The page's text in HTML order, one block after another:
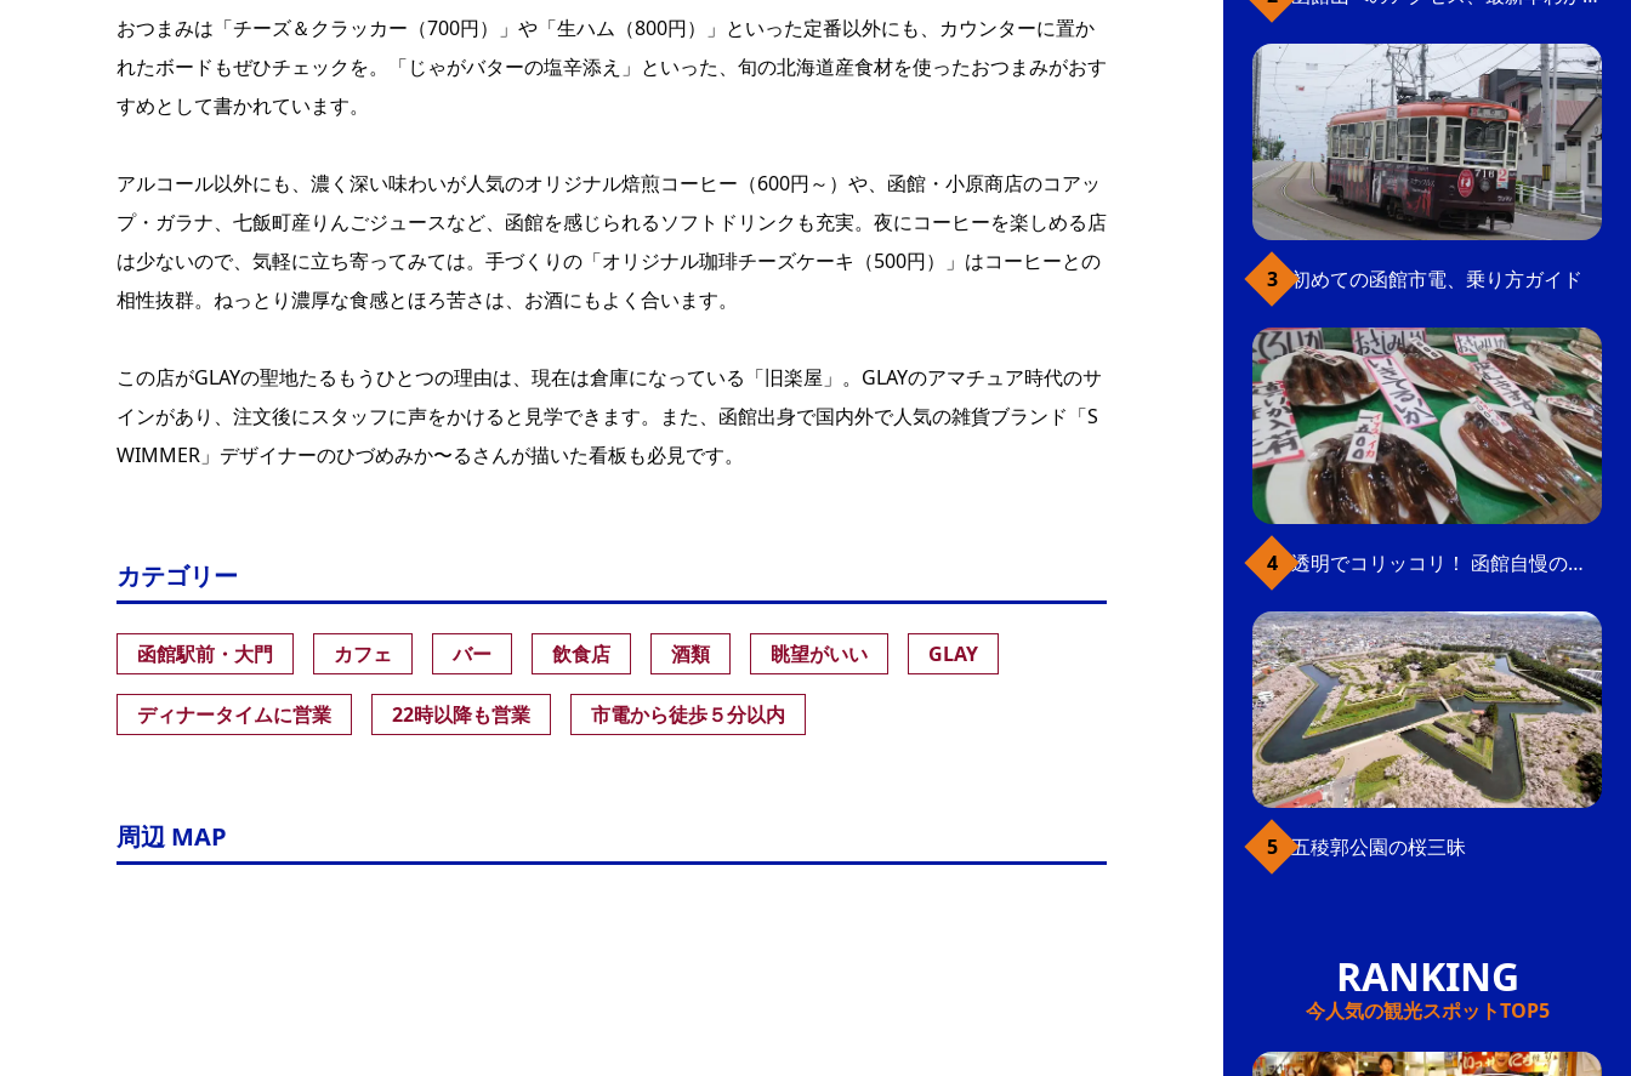
おつまみは「チーズ＆クラッカー（700円）」や「生ハム（800円）」といった定番以外にも、カウンターに置か
れたボードもぜひチェックを。「じゃがバターの塩辛添え」といった、旬の北海道産食材を使ったおつまみがおす
すめとして書かれています。
アルコール以外にも、濃く深い味わいが人気のオリジナル焙煎コーヒー（600円～）や、函館・小原商店のコアッ
プ・ガラナ、七飯町産りんごジュースなど、函館を感じられるソフトドリンクも充実。夜にコーヒーを楽しめる店
は少ないので、気軽に立ち寄ってみては。手づくりの「オリジナル珈琲チーズケーキ（500円）」はコーヒーとの
相性抜群。ねっとり濃厚な食感とほろ苦さは、お酒にもよく合います。
この店がGLAYの聖地たるもうひとつの理由は、現在は倉庫になっている「旧楽屋」。GLAYのアマチュア時代のサ
インがあり、注文後にスタッフに声をかけると見学できます。また、函館出身で国内外で人気の雑貨ブランド「S
WIMMER」デザイナーのひづめみか〜るさんが描いた看板も必見です。
カテゴリー
函館駅前・大門 カフェ バー 飲食店 酒類 眺望がいい GLAY
ディナータイムに営業 22時以降も営業 市電から徒歩５分以内
周辺 MAP
初めての函館市電、乗り方ガイド
透明でコリッコリ！ 函館自慢のいかをどうぞ
五稜郭公園の桜三昧
今人気の観光スポットTOP5